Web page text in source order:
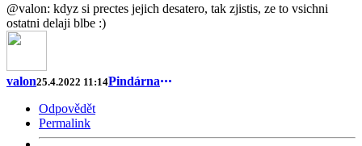
@valon: kdyz si prectes jejich desatero, tak zjistis, ze to vsichni
ostatni delaji blbe :)
valon25.4.2022 11:14Pindárna
Odpovědět
Permalink